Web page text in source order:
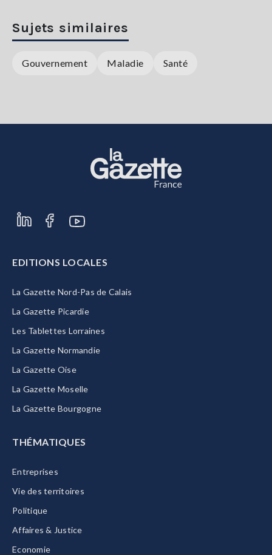
Sujets similaires
Gouvernement Maladie Santé
EDITIONS LOCALES
La Gazette Nord-Pas de Calais
La Gazette Picardie
Les Tablettes Lorraines
La Gazette Normandie
La Gazette Oise
La Gazette Moselle
La Gazette Bourgogne
THÉMATIQUES
Entreprises
Vie des territoires
Politique
Affaires & Justice
Economie